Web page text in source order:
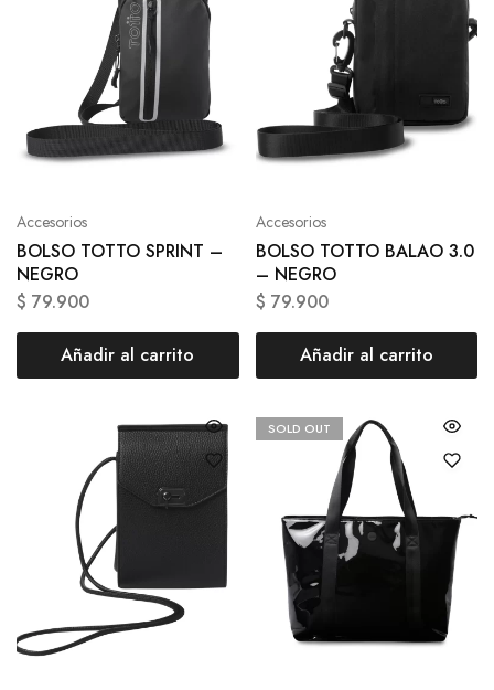
Accesorios
BOLSO TOTTO SPRINT –
NEGRO
$ 79.900
Añadir al carrito
Accesorios
BOLSO TOTTO BALAO 3.0
– NEGRO
$ 79.900
Añadir al carrito
SOLD OUT